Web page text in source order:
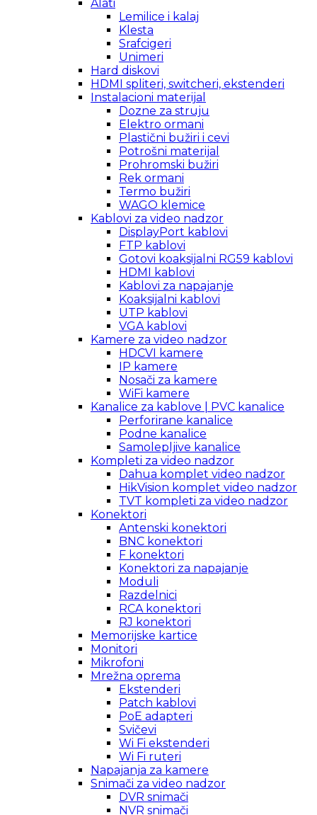
Alati
Lemilice i kalaj
Klesta
Srafcigeri
Unimeri
Hard diskovi
HDMI spliteri, switcheri, ekstenderi
Instalacioni materijal
Dozne za struju
Elektro ormani
Plastični bužiri i cevi
Potrošni materijal
Prohromski bužiri
Rek ormani
Termo bužiri
WAGO klemice
Kablovi za video nadzor
DisplayPort kablovi
FTP kablovi
Gotovi koaksijalni RG59 kablovi
HDMI kablovi
Kablovi za napajanje
Koaksijalni kablovi
UTP kablovi
VGA kablovi
Kamere za video nadzor
HDCVI kamere
IP kamere
Nosači za kamere
WiFi kamere
Kanalice za kablove | PVC kanalice
Perforirane kanalice
Podne kanalice
Samolepljive kanalice
Kompleti za video nadzor
Dahua komplet video nadzor
HikVision komplet video nadzor
TVT kompleti za video nadzor
Konektori
Antenski konektori
BNC konektori
F konektori
Konektori za napajanje
Moduli
Razdelnici
RCA konektori
RJ konektori
Memorijske kartice
Monitori
Mikrofoni
Mrežna oprema
Ekstenderi
Patch kablovi
PoE adapteri
Svičevi
Wi Fi ekstenderi
Wi Fi ruteri
Napajanja za kamere
Snimači za video nadzor
DVR snimači
NVR snimači